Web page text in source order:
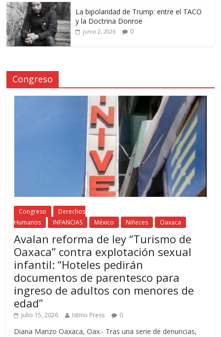
La bipolaridad de Trump: entre el TACO
y la Doctrina Donroe
junio 2, 2026 0
Congreso
Congreso
Derechos
Humanos
INFANCIAS México Niñeces Oaxaca
Avalan reforma de ley “Turismo de
Oaxaca” contra explotación sexual
infantil: “Hoteles pedirán
documentos de parentesco para
ingreso de adultos con menores de
edad”
julio 15, 2026 Istmo Press 0
Diana Manzo Oaxaca, Oax.- Tras una serie de denuncias,